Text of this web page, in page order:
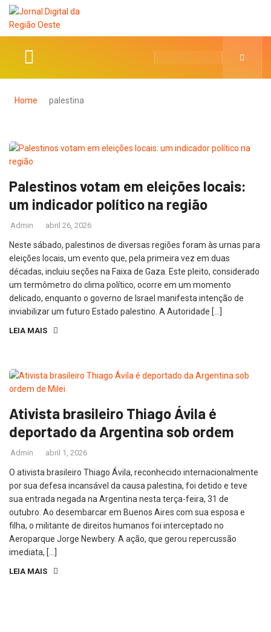
Home palestina
Palestinos votam em eleições locais:
um indicador político na região
Admin abril 26, 2026
Neste sábado, palestinos de diversas regiões foram às urnas para
eleições locais, um evento que, pela primeira vez em duas
décadas, incluiu seções na Faixa de Gaza. Este pleito, considerado
um termômetro do clima político, ocorre em um momento
delicado, enquanto o governo de Israel manifesta intenção de
inviabilizar um futuro Estado palestino. A Autoridade […]
LEIA MAIS
Ativista brasileiro Thiago Ávila é
deportado da Argentina sob ordem
Admin abril 1, 2026
O ativista brasileiro Thiago Ávila, reconhecido internacionalmente
por sua defesa incansável da causa palestina, foi detido e teve
sua entrada negada na Argentina nesta terça-feira, 31 de
outubro. Ao desembarcar em Buenos Aires com sua esposa e
filha, o militante de direitos humanos foi interceptado no
Aeroparque Jorge Newbery. A ação, que gerou repercussão
imediata, […]
LEIA MAIS